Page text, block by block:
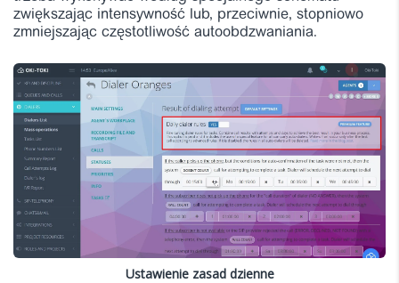
zwiększając intensywność lub, przeciwnie, stopniowo
zmniejszając częstotliwość autoobdzwaniania.
Ustawienie zasad dzienne